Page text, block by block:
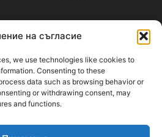
на съгласие
we use technologies like cookies to
Consenting to these
data such as browsing behavior or
or withdrawing consent, may
and functions.
ABOUT US
пловдивска изцяло футболна
медия!
plovdivderby.com@gmail.com